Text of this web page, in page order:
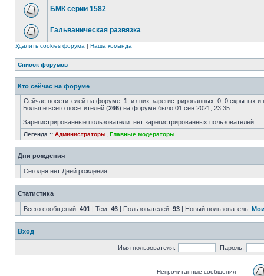
БМК серии 1582
Гальваническая развязка
Удалить cookies форума | Наша команда
Список форумов
Кто сейчас на форуме
Сейчас посетителей на форуме: 1 , из них зарегистрированных: 0, 0 скрытых
Больше всего посетителей (266) на форуме было 01 сен 2021, 23:35
Зарегистрированные пользователи: нет зарегистрированных пользователей
Легенда :: Администраторы Главные модераторы
Дни рождения
Сегодня нет Дней рождения.
Статистика
Всего сообщений: 401 | Тем: 46 | Пользователей: 93 | Новый пользователь:
Вход
Имя пользователя: Пароль:
Непрочитанные сообщения